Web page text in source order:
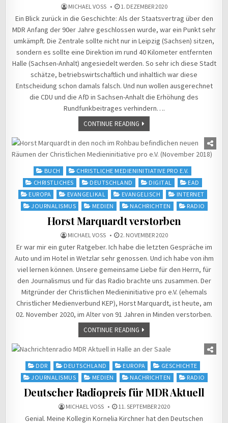
MICHAEL VOSS 1. DEZEMBER 2020
Ein Blick zurück in die Geschichte: Als der Staatsvertrag über den
MDR Anfang der 90er Jahre geschlossen wurde, war ein Punkt sehr
umkämpft. Die Zentrale sollte nicht nur in Leipzig (Sachsen) sitzen,
sondern es sollte eine Direktion im rund 40 Kilometer entfernten
Halle (Sachsen-Anhalt) angesiedelt werden. So sehr ich diese Stadt
schätze, betriebswirtschaftlich und inhaltlich war diese
Entscheidung schon damals falsch. Und nun wollen ausgerechnet
die CDU und die AfD in Sachsen-Anhalt die Erhöhung des
Rundfunkbeitrages verhindern….
CONTINUE READING
Posted
in
BUCH
CHRISTLICHE MEDIENINITIATIVE PRO E.V.
CHRISTLICHES
DEUTSCHLAND DIGITAL
EAD
EUROPA
EVANGELIKAL EVANGELISCH
INTERNET
JOURNALISMUS
MEDIEN NACHRICHTEN RADIO
Horst Marquardt verstorben
MICHAEL VOSS 2. NOVEMBER 2020
Er war mir ein guter Ratgeber. Ich habe die letzten Gespräche im
Auto und im Hotel in Wetzlar sehr genossen. Und ich habe von ihm
viel lernen können. Unsere gemeinsame Liebe für den Herrn, für
den Journalismus und für das Radio brachte uns zusammen. Der
Mitgründer der Christlichen Medieninitiative pro e.V. (ehemals
Christlicher Medienverbund KEP), Horst Marquardt, ist heute, am
02. November 2020, im Alter von 91 Jahren in Minden verstorben.
CONTINUE READING
Posted
in
DDR DEUTSCHLAND EUROPA
GESCHICHTE
JOURNALISMUS
MEDIEN NACHRICHTEN RADIO
Deutscher Radiopreis für MDR Aktuell
MICHAEL VOSS 11. SEPTEMBER 2020
Genial. Meine Kollegin Kornelia Kirchner hat den Deutschen